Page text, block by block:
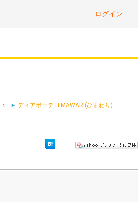
ログイン
ディアボーテ HIMAWARI(ひまわり)